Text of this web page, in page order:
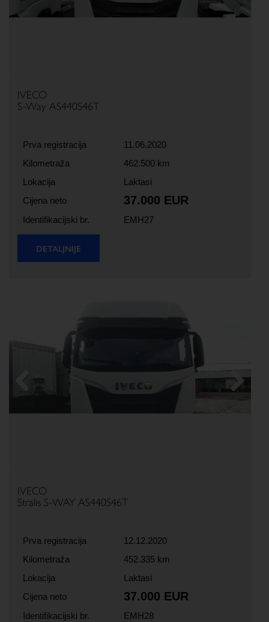
Previous Next
IVECO
S-Way AS440S46T
Prva registracija
11.06.2020
Kilometraža
462.500 km
Lokacija
Laktasi
Cijena neto
37.000 EUR
Identifikacijski br. EMH27
DETALJNIJE
IVECO
Stralis S-WAY AS440S46T
Prva registracija
12.12.2020
Kilometraža
452.335 km
Lokacija
Laktasi
Cijena neto
37.000 EUR
Identifikacijski br. EMH28